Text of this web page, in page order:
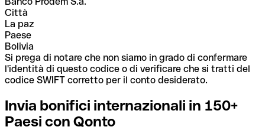
Città
La paz
Paese
Bolivia
Si prega di notare che non siamo in grado di confermare
l'identità di questo codice o di verificare che si tratti del
codice SWIFT corretto per il conto desiderato.
Invia bonifici internazionali in 150+
Paesi con Qonto